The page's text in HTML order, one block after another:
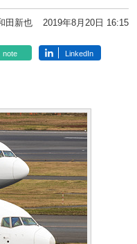
田新也 2019年8月20日 16:15
note LinkedIn